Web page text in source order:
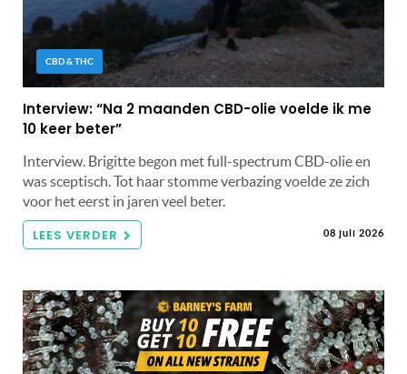
CBD & THC
Interview: “Na 2 maanden CBD-olie voelde ik me
10 keer beter”
Interview. Brigitte begon met full-spectrum CBD-olie en
was sceptisch. Tot haar stomme verbazing voelde ze zich
voor het eerst in jaren veel beter.
LEES VERDER 08 juli 2026